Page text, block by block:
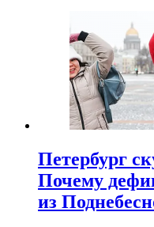
Петербург
Почему
из